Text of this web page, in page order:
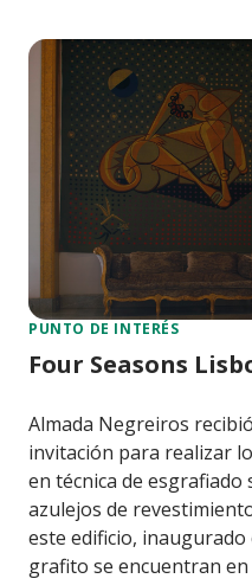
PUNTO DE INTERÉS
Four Seasons
Almada Negreiros
invitación para realizar
en técnica de
azulejos de
este edificio, inaugurado
grafito se encuentran